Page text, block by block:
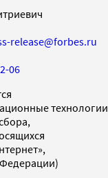
release@forbes.ru
06
технологии